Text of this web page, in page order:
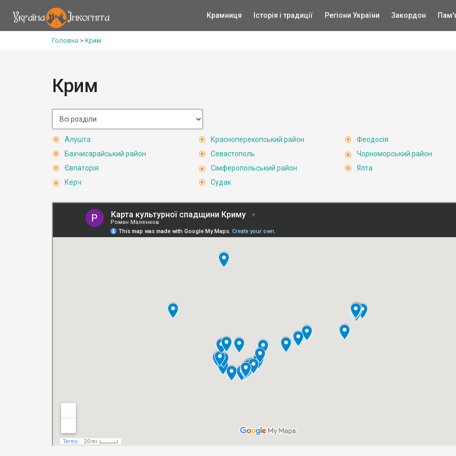
Крамниця Історія і традиції Регіони України Закордон
Головна > Крим
Крим
Алушта
Бахчисарайський район
Євпаторія
Керч
Красноперекопський район
Севастополь
Сімферопольський район
Судак
Феодосія
Чорноморський район
Ялта